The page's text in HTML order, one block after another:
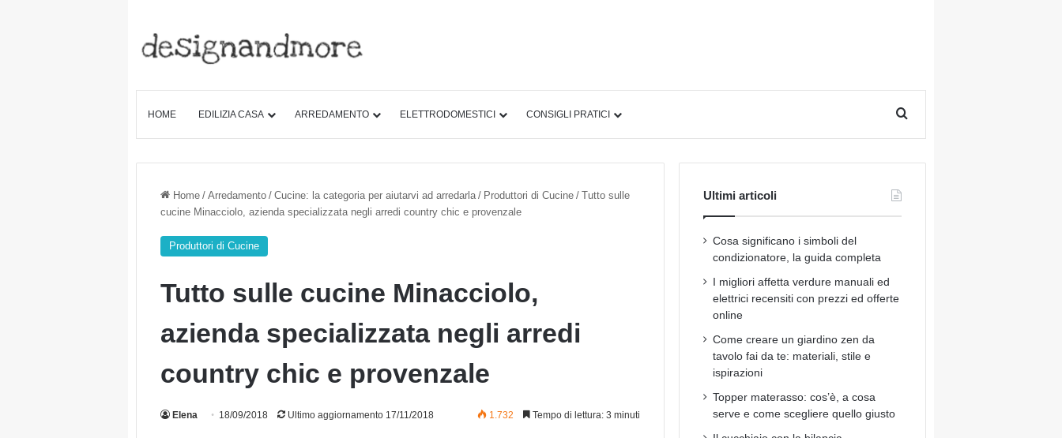
HOME EDILIZIA CASA ARREDAMENTO ELETTRODOMESTICI CONSIGLI PRATICI
Home / Arredamento / Cucine: la categoria per aiutarvi ad arredarla / Produttori di Cucine / Tutto sulle
cucine Minacciolo, azienda specializzata negli arredi country chic e provenzale
Produttori di Cucine
Tutto sulle cucine Minacciolo,
azienda specializzata negli arredi
country chic e provenzale
Elena 18/09/2018 Ultimo aggiornamento 17/11/2018 1.732 Tempo di lettura: 3 minuti
Ultimi articoli
Cosa significano i simboli del
condizionatore, la guida completa
I migliori affetta verdure manuali ed
elettrici recensiti con prezzi ed offerte
online
Come creare un giardino zen da
tavolo fai da te: materiali, stile e
ispirazioni
Topper materasso: cos’è, a cosa
serve e come scegliere quello giusto